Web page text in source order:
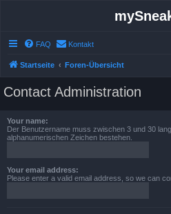
FAQ Kontakt
Startseite Foren-Übersicht
Contact Administration
Your name:
Der Benutzername muss zwischen 3 und 30
alphanumerischen Zeichen bestehen.
Your email address:
Please enter a valid email address, so we can